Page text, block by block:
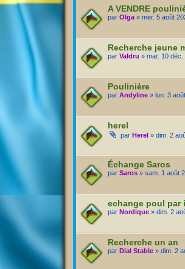
A VENDRE
par Olga » mer. 5 août
Recherche jeune
par Valdru » mar. 10 déc.
Poulinière
par Andyline » lun. 3
herel
par Herel » dim. 2
Échange Saros
par Saros » sam. 1 août
echange poul par
par Nordique » dim. 2
Recherche un an
par Dial Stable » dim. 2